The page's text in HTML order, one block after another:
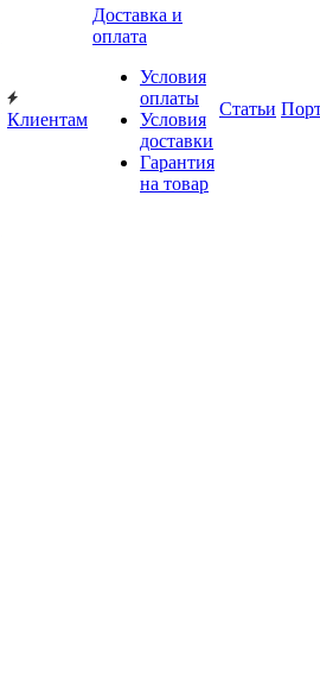
Клиентам
Доставка и
оплата
Условия
оплаты
Условия
доставки
Гарантия
на товар
Статьи